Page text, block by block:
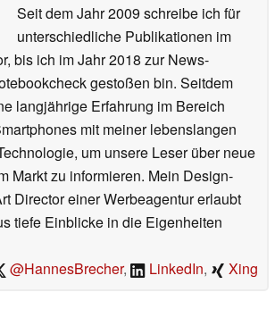
Seit dem Jahr 2009 schreibe ich für
unterschiedliche Publikationen im
bis ich im Jahr 2018 zur News-
gestoßen bin. Seitdem
langjährige Erfahrung im Bereich
mit meiner lebenslangen
um unsere Leser über neue
Markt zu informieren. Mein Design-
Director einer Werbeagentur erlaubt
tiefe Einblicke in die Eigenheiten
@HannesBrecher, LinkedIn, Xing